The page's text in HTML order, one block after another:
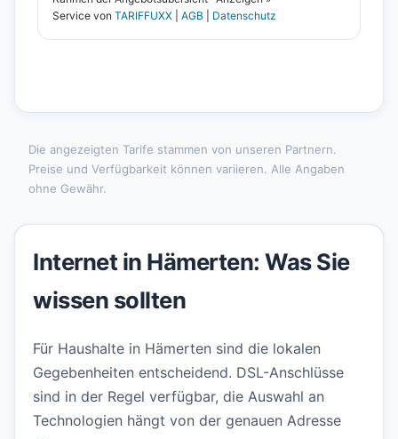
Die angezeigten Tarife stammen von unseren Partnern.
Preise und Verfügbarkeit können variieren. Alle Angaben
ohne Gewähr.
Internet in Hämerten: Was Sie
wissen sollten
Für Haushalte in Hämerten sind die lokalen
Gegebenheiten entscheidend. DSL-Anschlüsse
sind in der Regel verfügbar, die Auswahl an
Technologien hängt von der genauen Adresse